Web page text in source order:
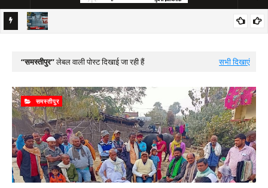
उत्तर बिहार को जोड़ने वाली गंगा नदी पे निर्मित भारत का 5वां सबसे लम्बा बिक्रमशिला सेतु
मुख्यमंत्री सम्राट चौधरी दो‌ दिवसीय जिला प्रशिक्षण बर्ग का करेंगे उद्घाटन
समस्तीपुर लेबल वाली पोस्ट दिखाई जा रही हैं सभी दिखाएं
समस्तीपुर